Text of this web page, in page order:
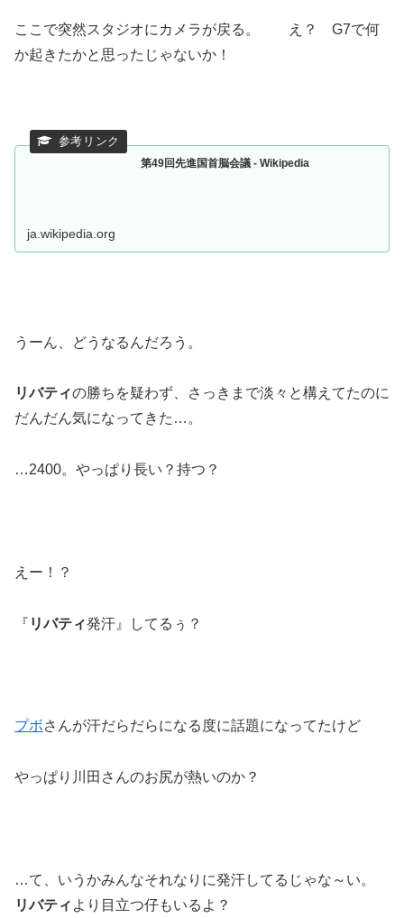
ここで突然スタジオにカメラが戻る。 え？ G7で何
か起きたかと思ったじゃないか！
第49回先進国首脳会議 - Wikipedia
ja.wikipedia.org
うーん、どうなるんだろう。
リバティの勝ちを疑わず、さっきまで淡々と構えてたのに
だんだん気になってきた…。
…2400。やっぱり長い？持つ？
えー！？
『 リバティ発汗』してるぅ？
プボさんが汗だらだらになる度に話題になってたけど
やっぱり川田さんのお尻が熱いのか？
…て、いうかみんなそれなりに発汗してるじゃな～い。
リバティ より目立つ仔もいるよ？